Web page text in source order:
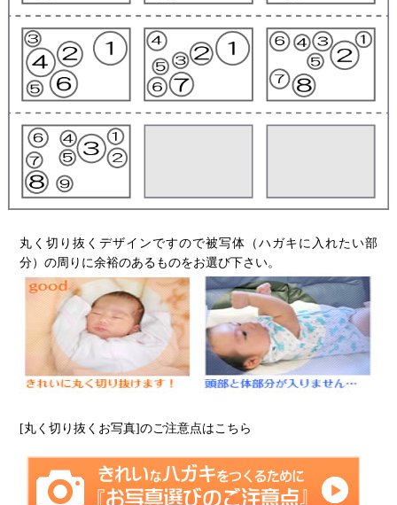
丸く切り抜くデザインですので被写体（ハガキに入れたい部
分）の周りに余裕のあるものをお選び下さい。
[丸く切り抜くお写真]のご注意点はこちら